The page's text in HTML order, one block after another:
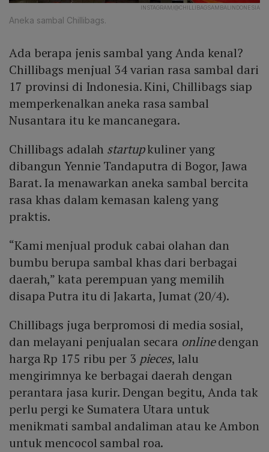
INSTAGRAM/@CHILLIBAGSAMBALINDONESIA
Aneka sambal Chillibags.
Ada berapa jenis sambal yang Anda kenal?
Chillibags menjual 34 varian rasa sambal dari
17 provinsi di Indonesia. Kini, Chillibags siap
memperkenalkan aneka rasa sambal
Nusantara itu ke mancanegara.
Chillibags adalah startupkuliner yang
dibangun Yennie Tandaputra di Bogor, Jawa
Barat. Ia menawarkan aneka sambal bercita
rasa khas dalam kemasan kaleng yang
praktis.
“Kami menjual produk cabai olahan dan
bumbu berupa sambal khas dari berbagai
daerah,” kata perempuan yang memilih
disapa Putra itu di Jakarta, Jumat (20/4).
Chillibags juga berpromosi di media sosial,
dan melayani penjualan secara onlinedengan
harga Rp 175 ribu per 3 pieces, lalu
mengirimnya ke berbagai daerah dengan
perantara jasa kurir. Dengan begitu, Anda tak
perlu pergi ke Sumatera Utara untuk
menikmati sambal andaliman atau ke Ambon
untuk mencocol sambal roa.